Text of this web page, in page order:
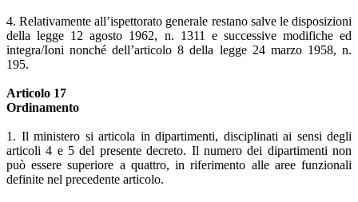
4. Relativamente all’ispettorato generale restano salve le disposizioni
della legge 12 agosto 1962, n. 1311 e successive modifiche ed
integra/Ioni nonché dell’articolo 8 della legge 24 marzo 1958, n.
195.
Articolo 17
Ordinamento
1. Il ministero si articola in dipartimenti, disciplinati ai sensi degli
articoli 4 e 5 del presente decreto. Il numero dei dipartimenti non
può essere superiore a quattro, in riferimento alle aree funzionali
definite nel precedente articolo.